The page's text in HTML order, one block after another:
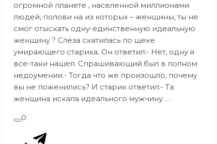
огромной планете , населенной миллионами
людей, полови на из которых – женщины, ты не
смог отыскать одну-единственную идеальную
женщину ? Слеза скатилась по щеке
умирающего старика. Он ответил:- Нет, одну я
все-таки нашел. Спрашивающий был в полном
недоумении.- Тогда что же произошло, почему
вы не поженились? И старик ответил:- Та
женщина искала идеального мужчину …
0